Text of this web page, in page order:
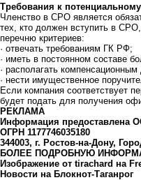
Требования к
Членство в СРО является
тех, кто должен вступить в
перечню критериев:
· отвечать требованиям ГК РФ;
· иметь в постоянном составе
· располагать
· нести имущественное
Если компания соответствует
будет подать для получения
РЕКЛАМА
Информация
ОГРН 1177746035180
344003, г. Ростов-на-Дону,
БОЛЕЕ ПОДРОБНУЮ
Изображение от tirachard на
Новости на Блoкнoт-Таганрог